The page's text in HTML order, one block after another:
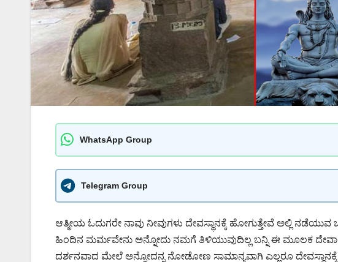
WhatsApp Group
Telegram Group
ಆತ್ಮೀಯ ಓದುಗರೇ ನಾವು ನೀವುಗಳು ದೇವಸ್ಥಾನಕ್ಕೆ ಹೋಗುತ್ತೇವೆ ಅಲ್ಲಿ
ಹಿಂದಿನ ಮರ್ಮವೇನು ಅನ್ನೋದು ನಮಗೆ ತಿಳಿಯುವುದಿಲ್ಲ ಬನ್ನಿ ಈ ಮೂಲಕ
ದರ್ಶನವಾದ ಮೇಲೆ ಅನ್ನೋದನ್ನ ನೋಡೋಣ ಸಾಮಾನ್ಯವಾಗಿ ಎಲ್ಲರೂ ದೇವಸ್ಥಾನಕ್ಕೆ